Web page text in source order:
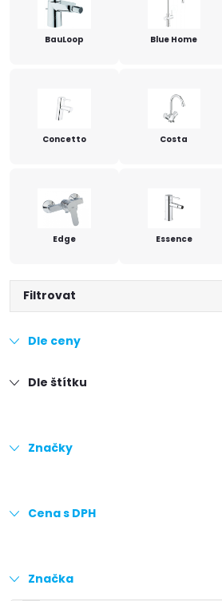
BauLoop Blue Home
Concetto Costa
Edge Essence
Filtrovat
Dle ceny
Dle štítku
Značky
Cena s DPH
Značka